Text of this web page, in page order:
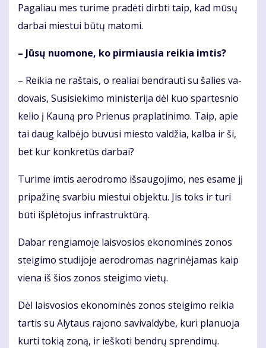
Pa­ga­liau mes tu­ri­me pra­dė­ti dirb­ti taip, kad mū­sų
dar­bai mies­tui bū­tų ma­to­mi.
– Jū­sų nuo­mo­ne, ko pir­miau­sia rei­kia im­tis?
– Rei­kia ne raš­tais, o re­a­liai ben­drau­ti su ša­lies va­
do­vais, Su­si­sie­ki­mo mi­nis­te­ri­ja dėl kuo spar­tes­nio
ke­lio į Kau­ną pro Prie­nus pra­pla­ti­ni­mo. Taip, apie
tai daug kal­bė­jo bu­vu­si mies­to val­džia, kal­ba ir ši,
bet kur kon­kre­tūs dar­bai?
Tu­ri­me im­tis ae­ro­dro­mo iš­sau­go­ji­mo, nes esa­me jį
pri­pa­ži­nę svar­biu mies­tui ob­jek­tu. Jis toks ir tu­ri
bū­ti iš­plė­to­jus in­fra­struk­tū­rą.
Da­bar ren­gia­mo­je lais­vo­sios eko­no­mi­nės zo­nos
stei­gi­mo stu­di­jo­je ae­ro­dro­mas nag­ri­nė­ja­mas kaip
vie­na iš šios zo­nos stei­gi­mo vie­tų.
Dėl lais­vo­sios eko­no­mi­nės zo­nos stei­gi­mo rei­kia
tar­tis su Aly­taus ra­jo­no sa­vi­val­dy­be, ku­ri pla­nuo­ja
kur­ti to­kią zo­ną, ir ieš­ko­ti ben­drų spren­di­mų.